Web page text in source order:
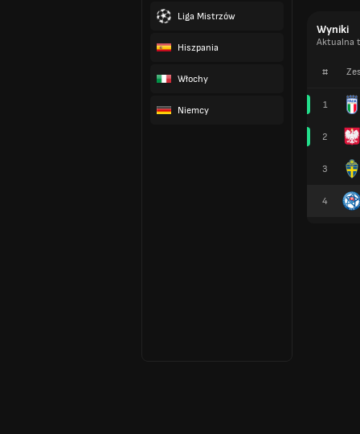
Liga Mistrzów
Hiszpania
Włochy
Niemcy
Wyniki
Aktualna
#
1
2
3
4